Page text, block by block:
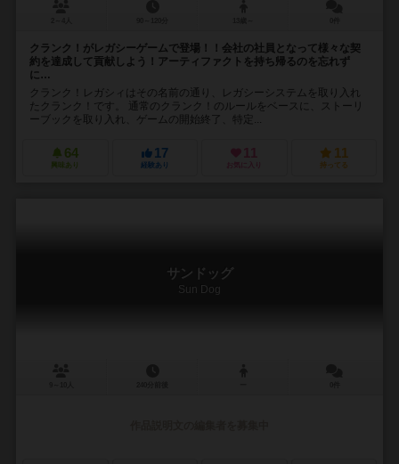
クランク！がレガシーゲームで登場！！会社の社員となって様々な契
約を達成して貢献しよう！アーティファクトを持ち帰るのを忘れず
に…
クランク！レガシィはその名前の通り、レガシーシステムを取り入れ
たクランク！です。 通常のクランク！のルールをベースに、ストーリ
ーブックを取り入れ、ゲームの開始終了、特定...
64
興味あり
17
経験あり
11
お気に入り
11
持ってる
サンドッグ
Sun Dog